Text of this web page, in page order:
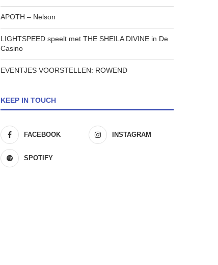
APOTH – Nelson
LIGHTSPEED speelt met THE SHEILA DIVINE in De
Casino
EVENTJES VOORSTELLEN: ROWEND
KEEP IN TOUCH
FACEBOOK INSTAGRAM
SPOTIFY